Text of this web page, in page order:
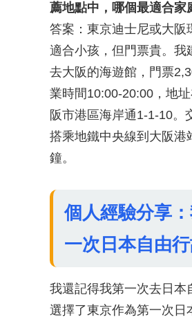
薦地點中，哪個最適合家
答案：東京迪士尼或大阪
適合小孩，但門票貴。我
去大阪的海遊館，門票
業時間10:00-20:00，地
阪市港區海岸通1-1-10。
搭乘地鐵中央線到大阪港
鐘。
個人經驗分享
一次日本自由
我還記得我第一次去日本
選擇了東京作為第一次日